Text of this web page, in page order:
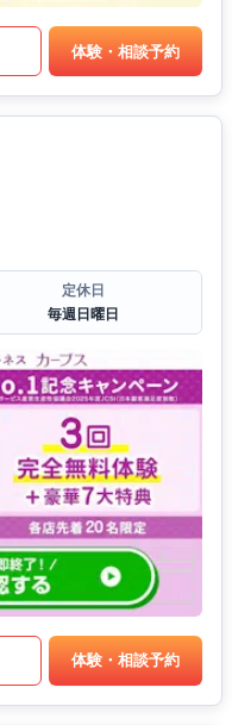
体験・相談予約
定休日
毎週日曜日
体験・相談予約